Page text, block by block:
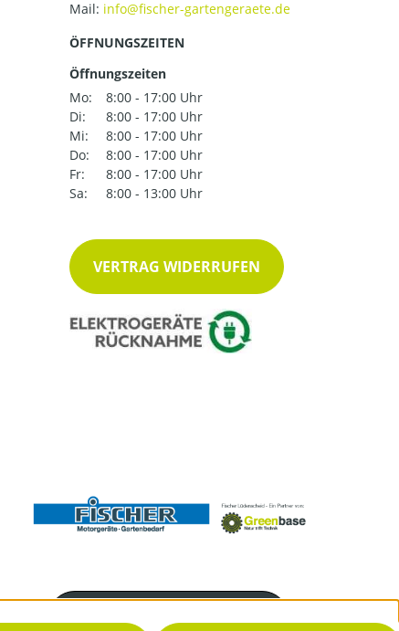
Mail:
ÖFFNUNGSZEITEN
Öffnungszeiten
Mo:
8:00 - 17:00 Uhr
Di:
8:00 - 17:00 Uhr
Mi:
8:00 - 17:00 Uhr
Do:
8:00 - 17:00 Uhr
Fr:
8:00 - 17:00 Uhr
Sa:
8:00 - 13:00 Uhr
VERTRAG WIDERRUFEN